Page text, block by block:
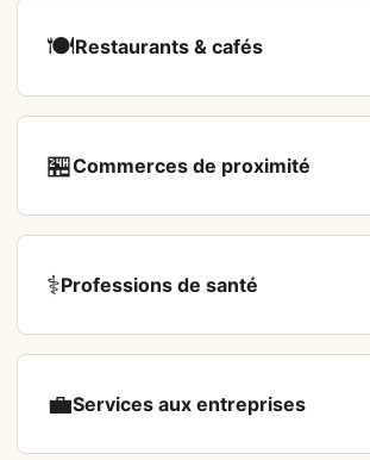
🍽️Restaurants & cafés
🏪Commerces de proximité
⚕️Professions de santé
💼Services aux entreprises